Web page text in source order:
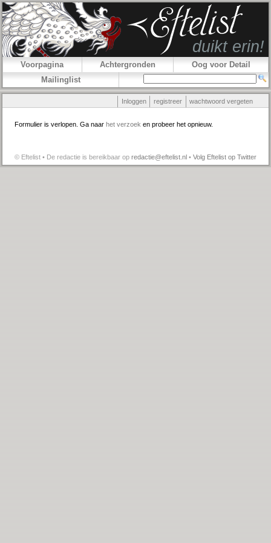
Voorpagina Achtergronden
Oog voor Detail
Mailinglist
Inloggen registreer wachtwoord vergeten
Formulier is verlopen. Ga naar het verzoek en probeer het opnieuw.
© Eftelist • De redactie is bereikbaar op redactie@eftelist.nl • Volg Eftelist op Twitter